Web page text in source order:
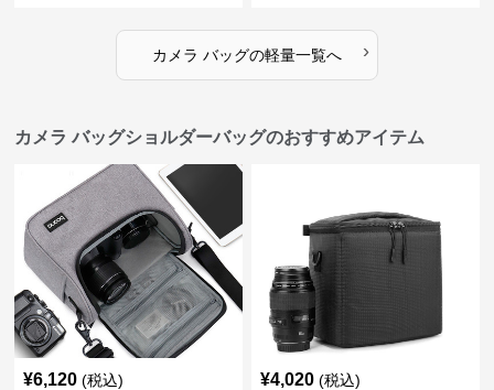
カメラ バッグの軽量一覧へ ›
カメラ バッグショルダーバッグのおすすめアイテム
¥6,120 (税込) ¥4,020 (税込)